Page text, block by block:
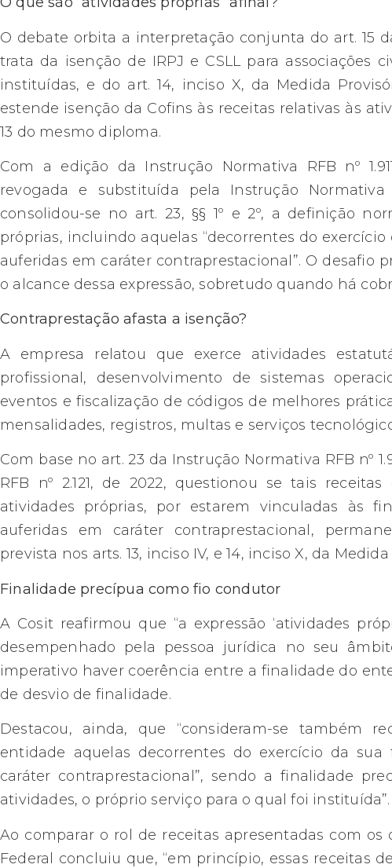
O debate orbita a interpretação conjunta do art. 15
trata da isenção de IRPJ e CSLL para associações
instituídas, e do art. 14, inciso X, da Medida
estende isenção da Cofins às receitas relativas às
13 do mesmo diploma.
Com a edição da Instrução Normativa RFB nº
revogada e substituída pela Instrução Normativa
consolidou-se no art. 23, §§ 1º e 2º, a definição
próprias, incluindo aquelas “decorrentes do
auferidas em caráter contraprestacional”. O desafio
o alcance dessa expressão, sobretudo quando há
Contraprestação afasta a isenção?
A empresa relatou que exerce atividades
profissional, desenvolvimento de sistemas
eventos e fiscalização de códigos de melhores
mensalidades, registros, multas e serviços
Com base no art. 23 da Instrução Normativa RFB nº
RFB nº 2.121, de 2022, questionou se tais
atividades próprias, por estarem vinculadas às
auferidas em caráter contraprestacional,
prevista nos arts. 13, inciso IV, e 14, inciso X, da Medida
Finalidade precípua como fio condutor
A Cosit reafirmou que “a expressão ‘atividades
desempenhado pela pessoa jurídica no seu
imperativo haver coerência entre a finalidade do
de desvio de finalidade.
Destacou, ainda, que “consideram-se também
entidade aquelas decorrentes do exercício da
caráter contraprestacional”, sendo a finalidade
atividades, o próprio serviço para o qual foi instituída”.
Ao comparar o rol de receitas apresentadas com os
Federal concluiu que, “em princípio, essas receitas